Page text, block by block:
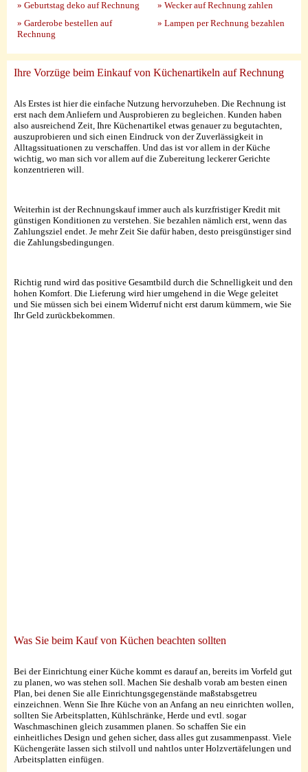
» Geburtstag deko auf Rechnung
» Garderobe bestellen auf
Rechnung
» Wecker auf Rechnung zahlen
» Lampen per Rechnung bezahlen
Ihre Vorzüge beim Einkauf von Küchenartikeln auf Rechnung
Als Erstes ist hier die einfache Nutzung hervorzuheben. Die Rechnung ist
erst nach dem Anliefern und Ausprobieren zu begleichen. Kunden haben
also ausreichend Zeit, Ihre Küchenartikel etwas genauer zu begutachten,
auszuprobieren und sich einen Eindruck von der Zuverlässigkeit in
Alltagssituationen zu verschaffen. Und das ist vor allem in der Küche
wichtig, wo man sich vor allem auf die Zubereitung leckerer Gerichte
konzentrieren will.
Weiterhin ist der Rechnungskauf immer auch als kurzfristiger Kredit mit
günstigen Konditionen zu verstehen. Sie bezahlen nämlich erst, wenn das
Zahlungsziel endet. Je mehr Zeit Sie dafür haben, desto preisgünstiger sind
die Zahlungsbedingungen.
Richtig rund wird das positive Gesamtbild durch die Schnelligkeit und den
hohen Komfort. Die Lieferung wird hier umgehend in die Wege geleitet
und Sie müssen sich bei einem Widerruf nicht erst darum kümmern, wie Sie
Ihr Geld zurückbekommen.
Was Sie beim Kauf von Küchen beachten sollten
Bei der Einrichtung einer Küche kommt es darauf an, bereits im Vorfeld gut
zu planen, wo was stehen soll. Machen Sie deshalb vorab am besten einen
Plan, bei denen Sie alle Einrichtungsgegenstände maßstabsgetreu
einzeichnen. Wenn Sie Ihre Küche von an Anfang an neu einrichten wollen,
sollten Sie Arbeitsplatten, Kühlschränke, Herde und evtl. sogar
Waschmaschinen gleich zusammen planen. So schaffen Sie ein
einheitliches Design und gehen sicher, dass alles gut zusammenpasst. Viele
Küchengeräte lassen sich stilvoll und nahtlos unter Holzvertäfelungen und
Arbeitsplatten einfügen.